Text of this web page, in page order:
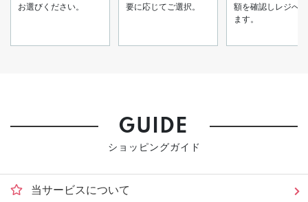
お選びください。
要に応じてご選択。
額を確認しレジへ
ます。
GUIDE
ショッピングガイド
当サービスについて